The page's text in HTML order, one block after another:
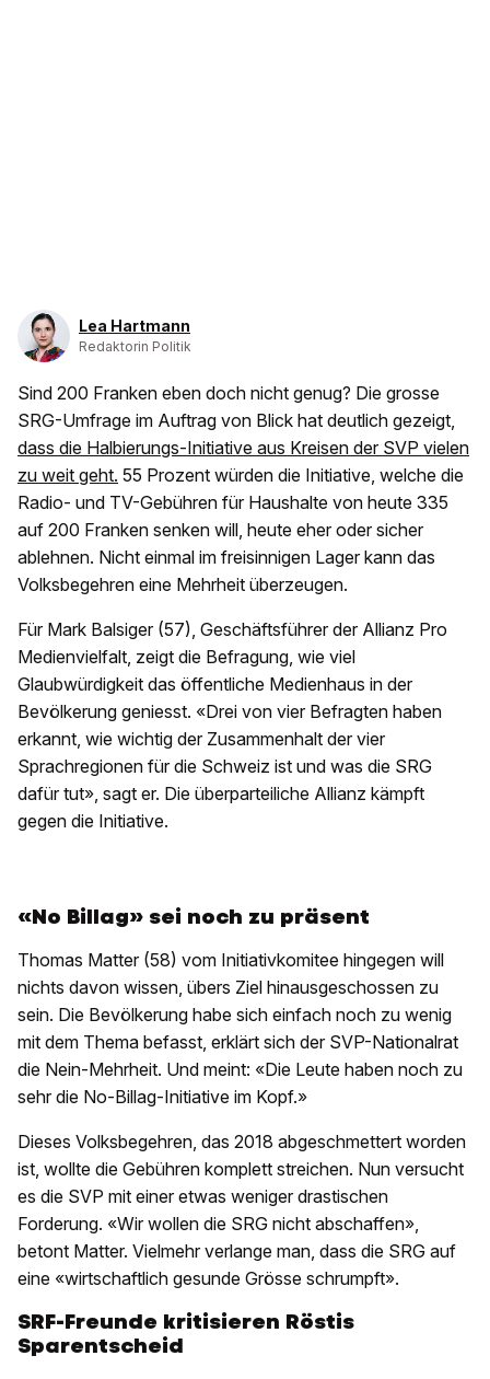
Lea Hartmann
Redaktorin Politik
Sind 200 Franken eben doch nicht genug? Die grosse
SRG-Umfrage im Auftrag von Blick hat deutlich gezeigt,
dass die Halbierungs-Initiative aus Kreisen der SVP vielen
zu weit geht. 55 Prozent würden die Initiative, welche die
Radio- und TV-Gebühren für Haushalte von heute 335
auf 200 Franken senken will, heute eher oder sicher
ablehnen. Nicht einmal im freisinnigen Lager kann das
Volksbegehren eine Mehrheit überzeugen.
Für Mark Balsiger (57), Geschäftsführer der Allianz Pro
Medienvielfalt, zeigt die Befragung, wie viel
Glaubwürdigkeit das öffentliche Medienhaus in der
Bevölkerung geniesst. «Drei von vier Befragten haben
erkannt, wie wichtig der Zusammenhalt der vier
Sprachregionen für die Schweiz ist und was die SRG
dafür tut», sagt er. Die überparteiliche Allianz kämpft
gegen die Initiative.
«No Billag» sei noch zu präsent
Thomas Matter (58) vom Initiativkomitee hingegen will
nichts davon wissen, übers Ziel hinausgeschossen zu
sein. Die Bevölkerung habe sich einfach noch zu wenig
mit dem Thema befasst, erklärt sich der SVP-Nationalrat
die Nein-Mehrheit. Und meint: «Die Leute haben noch zu
sehr die No-Billag-Initiative im Kopf.»
Dieses Volksbegehren, das 2018 abgeschmettert worden
ist, wollte die Gebühren komplett streichen. Nun versucht
es die SVP mit einer etwas weniger drastischen
Forderung. «Wir wollen die SRG nicht abschaffen»,
betont Matter. Vielmehr verlange man, dass die SRG auf
eine «wirtschaftlich gesunde Grösse schrumpft».
SRF-Freunde kritisieren Röstis
Sparentscheid